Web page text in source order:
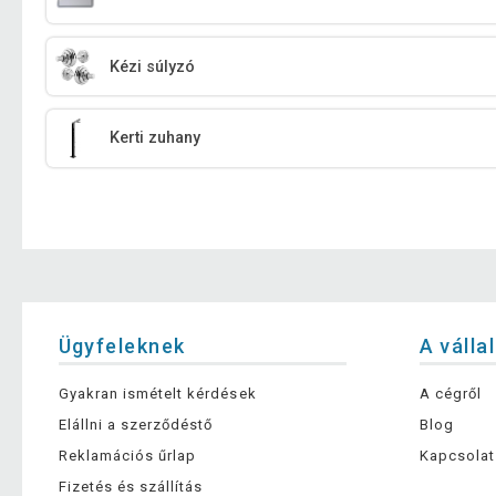
Kézi súlyzó
Kerti zuhany
Ügyfeleknek
Gyakran ismételt kérdések
Elállni a szerződéstő
Reklamációs űrlap
Fizetés és szállítás
A
A cégről
Blog
Kapcsolat